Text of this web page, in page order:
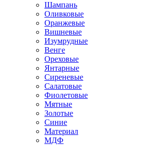
Шампань
Оливковые
Оранжевые
Вишневые
Изумрудные
Венге
Ореховые
Янтарные
Сиреневые
Салатовые
Фиолетовые
Мятные
Золотые
Синие
Материал
МДФ